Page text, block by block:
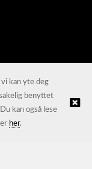
Kréatif
kan yte deg
benyttet
kan også lese
her.